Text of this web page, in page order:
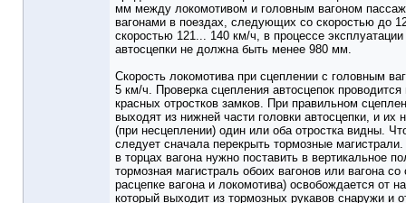
мм между локомотивом и головным вагоном
вагонами в поездах, следующих со скоростью до
скоростью 121... 140 км/ч, в процессе
автосцепки не должна быть менее 980 мм.
Скорость локомотива при сцеплении с головным
5 км/ч. Проверка сцепления автосцепок
красных отростков замков. При правильном
выходят из нижней части головки автосцепки, и их
(при несцеплении) один или оба отростка видны.
следует сначала перекрыть тормозные
в торцах вагона нужно поставить в вертикальное
тормозная магистраль обоих вагонов или вагона
расцепке вагона и локомотива) освобождается от
который выходит из тормозных рукавов снаружи и